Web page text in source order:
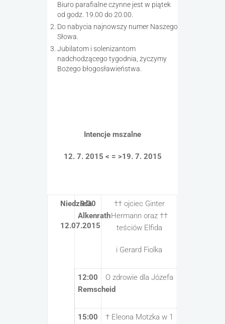
Biuro parafialne czynne jest w piątek
od godz. 19.00 do 20.00.
Do nabycia najnowszy numer Naszego
Słowa.
Jubilatom i solenizantom
nadchodzącego tygodnia, życzymy
Bożego błogosławieństwa.
Intencje mszalne
12. 7. 2015 < = >19. 7. 2015
Niedziela
12.07.2015
9:30
Alkenrath
†† ojciec Ginter
Hermann oraz ††
teściów Elfida
i Gerard Fiolka
12:00
Remscheid
O zdrowie dla Józefa
15:00
† Eleona Motzka w 1